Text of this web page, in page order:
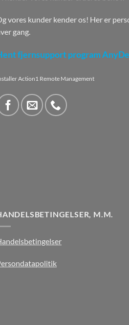
vores kunder kender os! Her er
gang.
fjernsupport program
Action1 Remote Management
M.M.